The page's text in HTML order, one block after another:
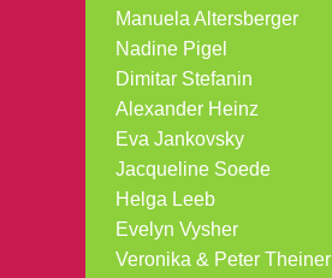
Manuela Altersberger
Nadine Pigel
Dimitar Stefanin
Alexander Heinz
Eva Jankovsky
Jacqueline Soede
Helga Leeb
Evelyn Vysher
Veronika & Peter Theiner